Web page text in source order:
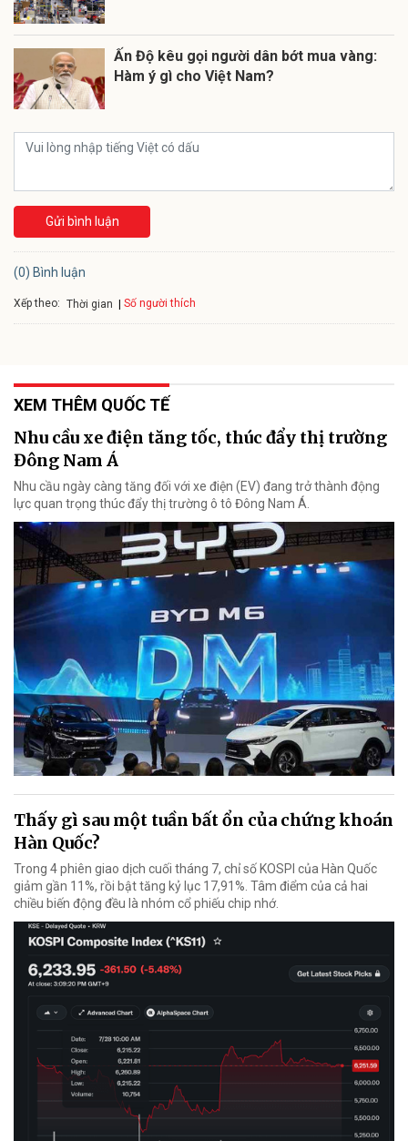
Ấn Độ kêu gọi người dân bớt mua vàng:
Hàm ý gì cho Việt Nam?
Gửi bình luận
(0) Bình luận
Xếp theo: Thời gian Số người thích
XEM THÊM QUỐC TẾ
Nhu cầu xe điện tăng tốc, thúc đẩy thị trường
Đông Nam Á
Nhu cầu ngày càng tăng đối với xe điện (EV) đang trở thành động
lực quan trọng thúc đẩy thị trường ô tô Đông Nam Á.
Thấy gì sau một tuần bất ổn của chứng khoán
Hàn Quốc?
Trong 4 phiên giao dịch cuối tháng 7, chỉ số KOSPI của Hàn Quốc
giảm gần 11%, rồi bật tăng kỷ lục 17,91%. Tâm điểm của cả hai
chiều biến động đều là nhóm cổ phiếu chip nhớ.